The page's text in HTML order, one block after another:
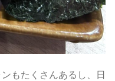
もたくさんあるし、日